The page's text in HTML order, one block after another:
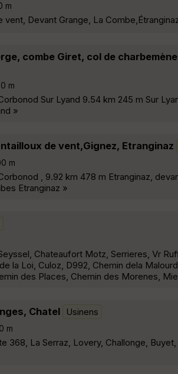
m
Devant Grange, La
combe Giret, col de
m
Sur Lyand 9.54 km 245 m Sur
»
de vent,Gignez, Etranginaz
m
, 9.92 km 478 m Etranginaz,
Etranginaz »
Chateaufort Motz, Serrieres, Vr
la Loi, Culoz, D992, Chemin dela
des Places, Chemin des Morenes,
Chatel Usinens
m
368, La Serraz, Lovery, Challonge,